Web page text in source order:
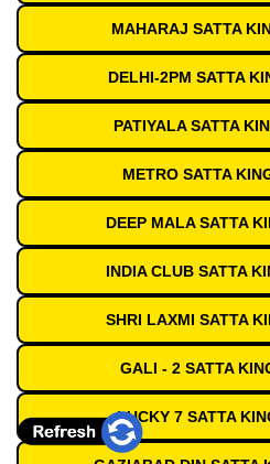
MAHARAJ SATTA
DELHI-2PM SATTA
PATIYALA SATTA
METRO SATTA
DEEP MALA SATTA
INDIA CLUB SATTA
SHRI LAXMI SATTA
GALI - 2 SATTA
LUCKY 7 SATTA